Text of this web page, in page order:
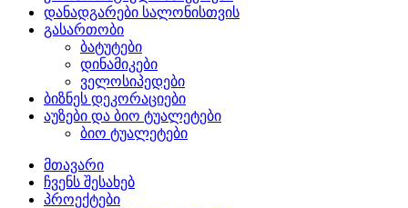
დანადგარები სალონისთვის
გასართობი
ბატუტები
დინამიკები
ველოსიპედები
ბიზნეს დეკორაციები
აუზები და ბიო ტუალეტები
ბიო ტუალეტები
მთავარი
ჩვენს შესახებ
პროექტები